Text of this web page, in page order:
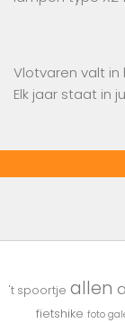
Vlotvaren valt in
Elk jaar staat in
't spoortje allen
fietshike foto